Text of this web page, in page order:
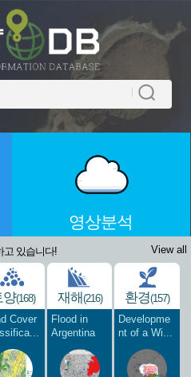
영상분석
고 있습니다! View all
양(168)
Cover
재해(216)
Flood in
Argentina
환경(157)
Developme
nt of a Wi...